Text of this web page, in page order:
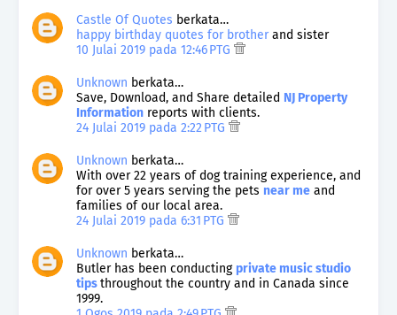
Castle Of Quotes berkata…
happy birthday quotes for brotherand sister
10 Julai 2019 pada 12:46 PTG
Unknown berkata…
Save, Download, and Share detailed NJ Property
Information reports with clients.
24 Julai 2019 pada 2:22 PTG
Unknown berkata…
With over 22 years of dog training experience, and
for over 5 years serving the pets near me and
families of our local area.
24 Julai 2019 pada 6:31 PTG
Unknown berkata…
Butler has been conducting private music studio
tipsthroughout the country and in Canada since
1999.